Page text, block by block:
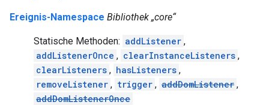
Ereignis-Namespace Bibliothek „core“
Statische Methoden: addListener ,
addListenerOnce , clearInstanceListeners ,
clearListeners , hasListeners ,
removeListener , trigger , addDomListener ,
addDomListenerOnce